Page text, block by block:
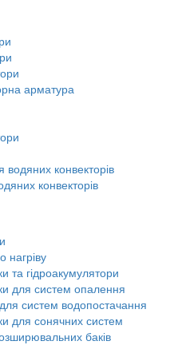
арматура
водяних конвекторів
конвекторів
нагріву
та гідроакумулятори
для систем опалення
систем водопостачання
для сонячних систем
баків